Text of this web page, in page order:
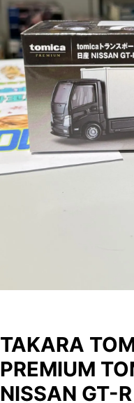
TAKARA
PREMIUM
NISSAN GT-